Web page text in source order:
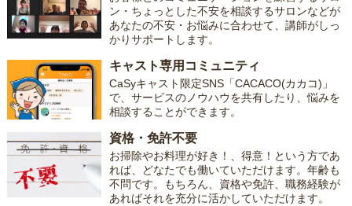
ン・ちょっとした不安を相談するサロンなどが
あなたの不安・お悩みに合わせて、講師がしっ
かりサポートします。
キャスト専用コミュニティ
CaSyキャスト限定SNS「CACACO(カカコ)」
で、サービスのノウハウを共有したり、悩みを
相談することができます。
資格・免許不要
お掃除やお料理が好き！、得意！という方であ
れば、どなたでも働いていただけます。年齢も
不問です。もちろん、資格や免許、職務経験が
あればそれを充分に活かしていただけます。